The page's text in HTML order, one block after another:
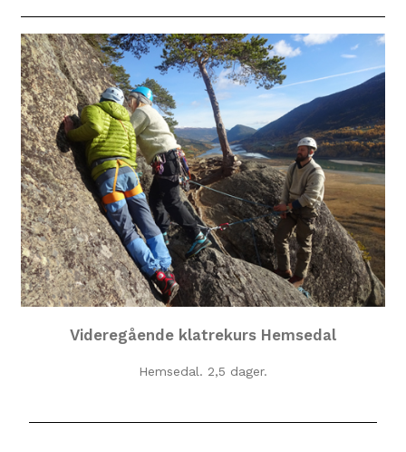
Videregående klatrekurs Hemsedal
Hemsedal. 2,5 dager.